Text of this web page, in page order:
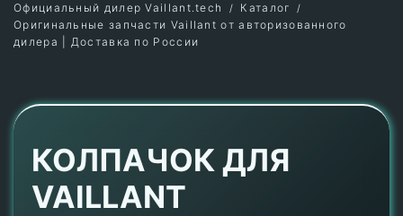
Официальный дилер Vaillant.tech
Каталог
Оригинальные запчасти Vaillant от авторизованного
дилера | Доставка по России
КОЛПАЧОК ДЛЯ
VAILLANT